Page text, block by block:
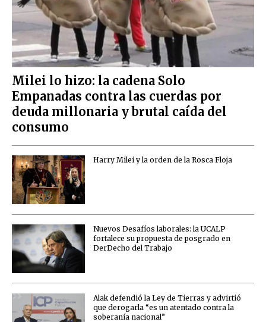
Milei lo hizo: la cadena Solo
Empanadas contra las cuerdas por
deuda millonaria y brutal caída del
consumo
Harry Milei y la orden de la Rosca Floja
Nuevos Desafíos laborales: la UCALP
fortalece su propuesta de posgrado en
DerDecho del Trabajo
Alak defendió la Ley de Tierras y advirtió
que derogarla “es un atentado contra la
soberanía nacional”